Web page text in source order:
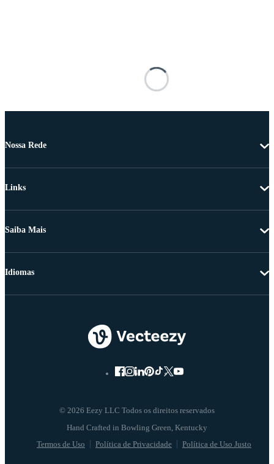
Nossa Rede
Links
Saiba Mais
© 2026 Eezy LLC Todos os direitos reservados
Termos de Uso Política de Privacidade Política de Uso Justo
Idiomas